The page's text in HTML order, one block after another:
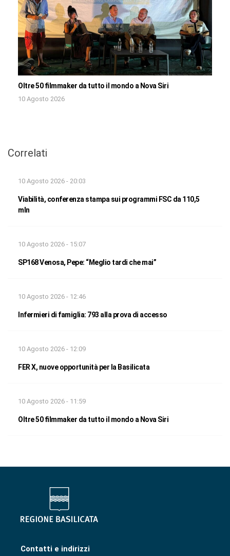
Oltre 50 filmmaker da tutto il mondo a Nova Siri
10 Agosto 2026
Correlati
10 Agosto 2026 - 20:03
Viabilità, conferenza stampa sui programmi FSC da 110,5
mln
10 Agosto 2026 - 15:07
SP168 Venosa, Pepe: “Meglio tardi che mai”
10 Agosto 2026 - 12:46
Infermieri di famiglia: 793 alla prova di accesso
10 Agosto 2026 - 12:09
FER X, nuove opportunità per la Basilicata
10 Agosto 2026 - 11:59
Oltre 50 filmmaker da tutto il mondo a Nova Siri
Contatti e indirizzi